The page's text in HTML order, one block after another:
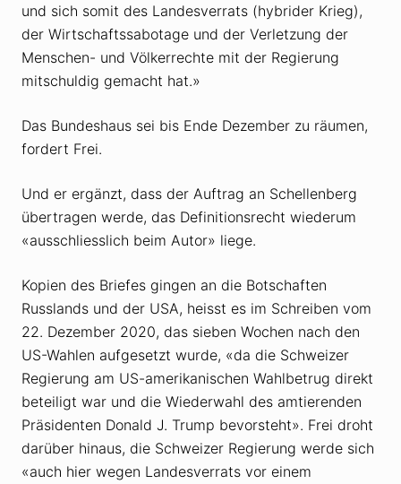
und sich somit des Landes­verrats (hybrider Krieg),
der Wirtschafts­sabotage und der Verletzung der
Menschen- und Völker­rechte mit der Regierung
mitschuldig gemacht hat.»
Das Bundeshaus sei bis Ende Dezember zu räumen,
fordert Frei.
Und er ergänzt, dass der Auftrag an Schellenberg
übertragen werde, das Definitions­recht wiederum
«ausschliesslich beim Autor» liege.
Kopien des Briefes gingen an die Botschaften
Russlands und der USA, heisst es im Schreiben vom
22. Dezember 2020, das sieben Wochen nach den
US-Wahlen aufgesetzt wurde, «da die Schweizer
Regierung am US-amerikanischen Wahlbetrug direkt
beteiligt war und die Wiederwahl des amtierenden
Präsidenten Donald J. Trump bevorsteht». Frei droht
darüber hinaus, die Schweizer Regierung werde sich
«auch hier wegen Landes­verrats vor einem